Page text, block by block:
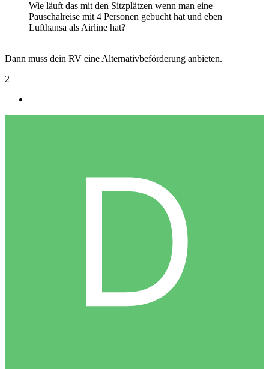
Wie läuft das mit den Sitzplätzen wenn man eine
Pauschalreise mit 4 Personen gebucht hat und eben
Lufthansa als Airline hat?
Dann muss dein RV eine Alternativbeförderung anbieten.
2